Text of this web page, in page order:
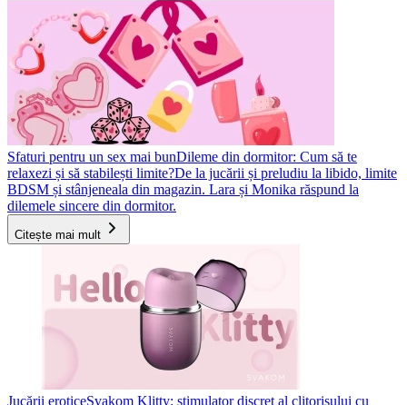
Sfaturi pentru un sex mai bunDileme din dormitor: Cum să te
relaxezi și să stabilești limite?De la jucării și preludiu la libido, limite
BDSM și stânjeneala din magazin. Lara și Monika răspund la
dilemele sincere din dormitor.
Citește mai mult
Jucării eroticeSvakom Klitty: stimulator discret al clitorisului cu